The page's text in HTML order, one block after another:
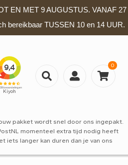
EN MET 9 AUGUSTUS. VANAF 27
bereikbaar TUSSEN 10 en 14 UUR.
0
pakket wordt snel door ons ingepakt.
momenteel extra tijd nodig heeft
iets langer kan duren dan je van ons